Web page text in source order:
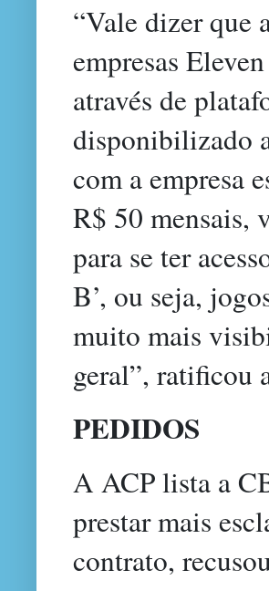
“Vale dizer que
empresas
através de
disponibilizado
com a empresa
R$ 50 mensais,
para se ter
B’, ou seja,
muito mais
geral”, ratificou
PEDIDOS
A ACP lista a
prestar mais
contrato,